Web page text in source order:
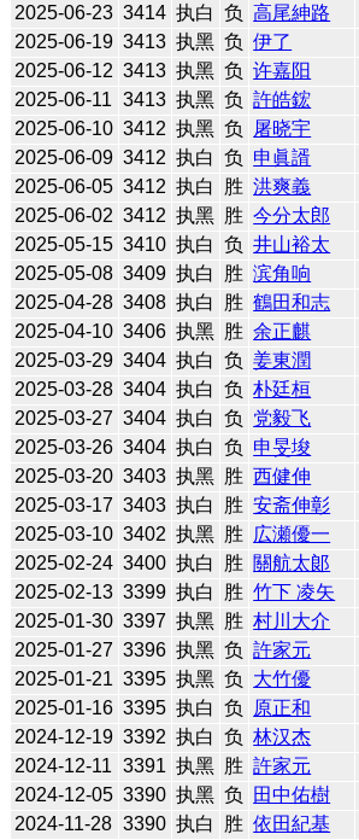
2025-06-23 3414 执白 负 高尾紳路
2025-06-19 3413 执黑 负 伊了
2025-06-12 3413 执黑 负 许嘉阳
2025-06-11 3413 执黑 负 許皓鋐
2025-06-10 3412 执黑 负 屠晓宇
2025-06-09 3412 执白 负 申眞諝
2025-06-05 3412 执白 胜 洪爽義
2025-06-02 3412 执黑 胜 今分太郎
2025-05-15 3410 执白 负 井山裕太
2025-05-08 3409 执白 胜 滨角响
2025-04-28 3408 执白 胜 鶴田和志
2025-04-10 3406 执黑 胜 余正麒
2025-03-29 3404 执白 负 姜東潤
2025-03-28 3404 执白 负 朴廷桓
2025-03-27 3404 执白 负 党毅飞
2025-03-26 3404 执白 负 申旻埈
2025-03-20 3403 执黑 胜 西健伸
2025-03-17 3403 执白 胜 安斋伸彰
2025-03-10 3402 执黑 胜 広瀬優一
2025-02-24 3400 执白 胜 關航太郞
2025-02-13 3399 执白 胜 竹下 凌矢
2025-01-30 3397 执黑 胜 村川大介
2025-01-27 3396 执黑 负 許家元
2025-01-21 3395 执黑 负 大竹優
2025-01-16 3395 执白 负 原正和
2024-12-19 3392 执白 负 林汉杰
2024-12-11 3391 执黑 胜 許家元
2024-12-05 3390 执黑 负 田中佑樹
2024-11-28 3390 执白 胜 依田紀基